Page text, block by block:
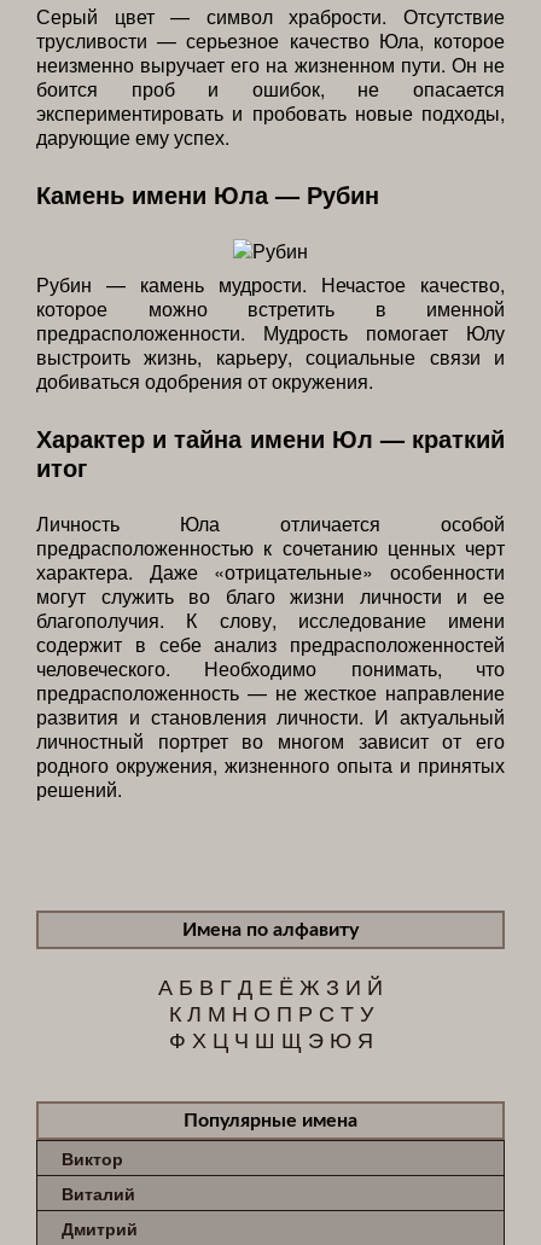
Серый цвет — символ храбрости. Отсутствие
трусливости — серьезное качество Юла, которое
неизменно выручает его на жизненном пути. Он не
боится проб и ошибок, не опасается
экспериментировать и пробовать новые подходы,
дарующие ему успех.
Камень имени Юла — Рубин
Рубин — камень мудрости. Нечастое качество,
которое можно встретить в именной
предрасположенности. Мудрость помогает Юлу
выстроить жизнь, карьеру, социальные связи и
добиваться одобрения от окружения.
Характер и тайна имени Юл — краткий
итог
Личность Юла отличается особой
предрасположенностью к сочетанию ценных черт
характера. Даже «отрицательные» особенности
могут служить во благо жизни личности и ее
благополучия. К слову, исследование имени
содержит в себе анализ предрасположенностей
человеческого. Необходимо понимать, что
предрасположенность — не жесткое направление
развития и становления личности. И актуальный
личностный портрет во многом зависит от его
родного окружения, жизненного опыта и принятых
решений.
Имена по алфавиту
А Б В ГД Е Ё Ж З И Й
К Л М Н О П Р С Т У
Ф Х Ц Ч Ш Щ Э Ю Я
Популярные имена
Виктор
Виталий
Дмитрий